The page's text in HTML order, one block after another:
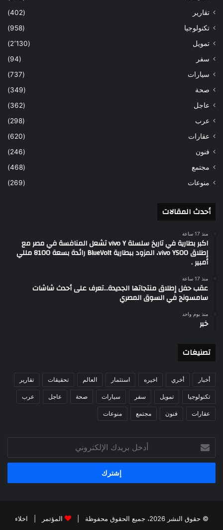
تقارير
(402)
تكنولوجيا
(958)
تمويل
(2٬130)
سفر
(94)
سيارات
(737)
صحة
(349)
عاجل
(362)
عرب
(298)
عقارات
(620)
فنون
(246)
مجتمع
(468)
منوعات
(269)
أحدث المقالات
منذ 17 ساعة
اكبر بطارية في تاريخ سلسلة vivo Y تشعل المنافسة في مصر مع
إطلاق vivo Y500، المزود ببطارية BlueVolt رائدة بسعة 8100 مللي
أمبير .
منذ 17 ساعة
عقب حفل إطلاق منتجاتها الجديدة…تعرف على أحدث شاشات
سامسونج في السوق المصري
منذ يوم واحد
خبر
تصنيغات
أخبار أخري اخيره استثمار العالم تحقيقات تقارير
تكنولوجيا تمويل سفر سيارات صحة عاجل عرب
عقارات فنون مجتمع منوعات
بريدك
الإلكتروني
© حقوق النشر 2026، جميع الحقوق محفوظة | المؤتمر اخلاء